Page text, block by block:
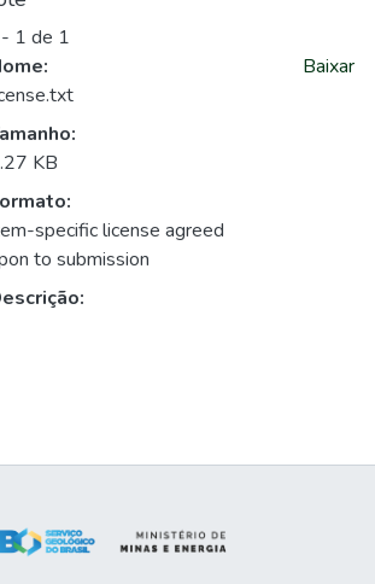
1 de 1
KB
specific license agreed
to submission
Baixar